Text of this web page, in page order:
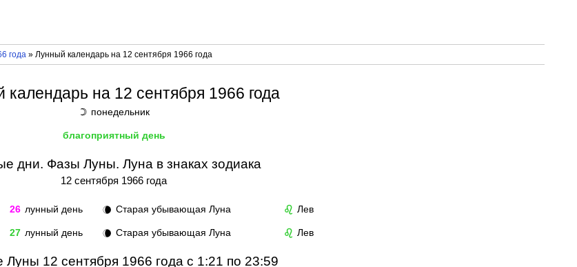
года» Лунный календарь на 12 сентября 1966 года
календарь на 12 сентября 1966 года
☽ понедельник
благоприятный день
дни. Фазы Луны. Луна в знаках зодиака
12 сентября 1966 года
26 лунный день 🌘 Старая убывающая Луна ♌ Лев
27 лунный день 🌘 Старая убывающая Луна ♌ Лев
Луны 12 сентября 1966 года с 1:21 по 23:59